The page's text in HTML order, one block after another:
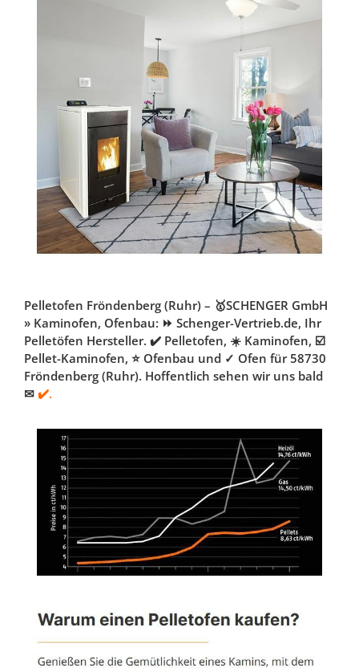
Pelletofen Fröndenberg (Ruhr) – 🥇SCHENGER GmbH
» Kaminofen, Ofenbau: ⏩ Schenger-Vertrieb.de, Ihr
Pelletöfen Hersteller. ✔️ Pelletofen, ☀️ Kaminofen, ☑️
Pellet-Kaminofen, ⭐ Ofenbau und ✓ Ofen für 58730
Fröndenberg (Ruhr). Hoffentlich sehen wir uns bald
✉ ✔️.